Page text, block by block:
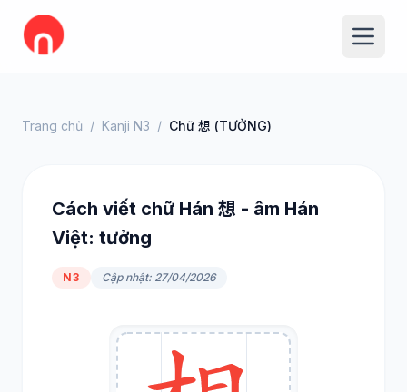
Trang chủ / Kanji N3 / Chữ 想 (TƯỞNG)
Cách viết chữ Hán 想 - âm Hán
Việt: tưởng
N3 Cập nhật: 27/04/2026